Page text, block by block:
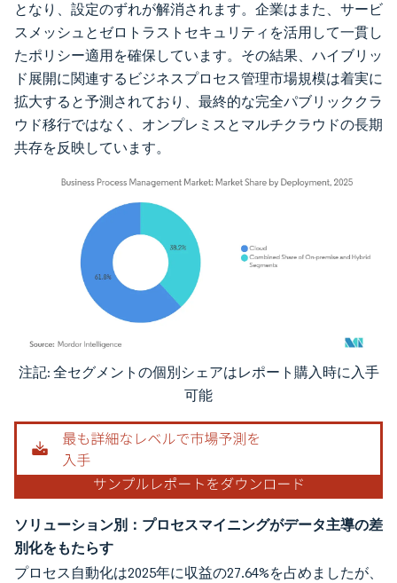
となり、設定のずれが解消されます。企業はまた、サービ
スメッシュとゼロトラストセキュリティを活用して一貫し
たポリシー適用を確保しています。その結果、ハイブリッ
ド展開に関連するビジネスプロセス管理市場規模は着実に
拡大すると予測されており、最終的な完全パブリッククラ
ウド移行ではなく、オンプレミスとマルチクラウドの長期
共存を反映しています。
画像 © Mordor Intelligence。再利用にはCC BY 4.0の表示が必要です。
注記: 全セグメントの個別シェアはレポート購入時に入手
可能
ソリューション別：プロセスマイニングがデータ主導の差
別化をもたらす
プロセス自動化は2025年に収益の27.64%を占めましたが、